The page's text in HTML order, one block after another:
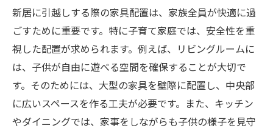
転倒防止対策が施された家具選び
有害物質を含まない安全な素材
組み立て時の安全性を確認する方法
子供の怪我を防ぐ家具レイアウト
成長を見据えた家具選びで新居をより快適に
多機能な家具で成長をサポート
新居に引越しする際の家具配置は、家族全員が快適に過
ごすために重要です。特に子育て家庭では、安全性を重
視した配置が求められます。例えば、リビングルームに
は、子供が自由に遊べる空間を確保することが大切で
す。そのためには、大型の家具を壁際に配置し、中央部
に広いスペースを作る工夫が必要です。また、キッチン
やダイニングでは、家事をしながらも子供の様子を見守